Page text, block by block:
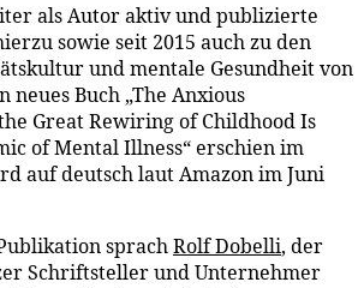
als Autor aktiv und publizierte
sowie seit 2015 auch zu den
und mentale Gesundheit von
neues Buch „The Anxious
Great Rewiring of Childhood Is
of Mental Illness“ erschien im
auf deutsch laut Amazon im Juni
sprachRolf Dobelli, der
Schriftsteller und Unternehmer